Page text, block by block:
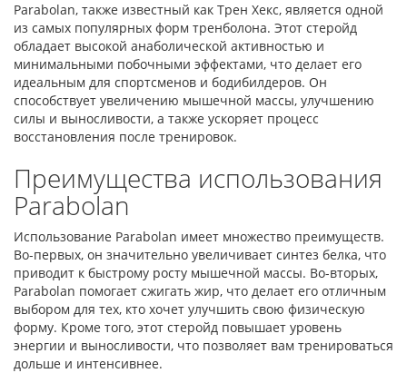
Parabolan, также известный как Трен Хекс, является одной
из самых популярных форм тренболона. Этот стеройд
обладает высокой анаболической активностью и
минимальными побочными эффектами, что делает его
идеальным для спортсменов и бодибилдеров. Он
способствует увеличению мышечной массы, улучшению
силы и выносливости, а также ускоряет процесс
восстановления после тренировок.
Преимущества использования
Parabolan
Использование Parabolan имеет множество преимуществ.
Во-первых, он значительно увеличивает синтез белка, что
приводит к быстрому росту мышечной массы. Во-вторых,
Parabolan помогает сжигать жир, что делает его отличным
выбором для тех, кто хочет улучшить свою физическую
форму. Кроме того, этот стеройд повышает уровень
энергии и выносливости, что позволяет вам тренироваться
дольше и интенсивнее.